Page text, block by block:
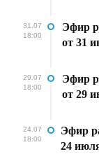
31.07
18:00
Эфир
от 31
29.07
18:00
Эфир
от 29
24.07
18:00
Эфир
24